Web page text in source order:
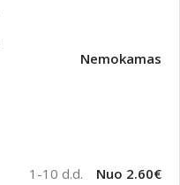
Nemokamas
1-10 d.d. Nuo 2.60€